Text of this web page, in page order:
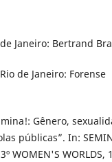
Janeiro: Bertrand
de Janeiro: Forense
Gênero,
públicas”. In:
WOMEN'S WORLDS,